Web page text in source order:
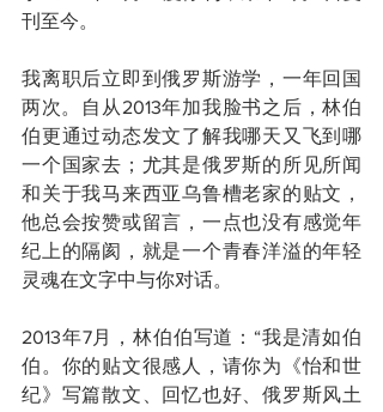
刊至今。
我离职后立即到俄罗斯游学，一年回国
两次。自从2013年加我脸书之后，林伯
伯更通过动态发文了解我哪天又飞到哪
一个国家去；尤其是俄罗斯的所见所闻
和关于我马来西亚乌鲁槽老家的贴文，
他总会按赞或留言，一点也没有感觉年
纪上的隔阂，就是一个青春洋溢的年轻
灵魂在文字中与你对话。
2013年7月，林伯伯写道：“我是清如伯
伯。你的贴文很感人，请你为《怡和世
纪》写篇散文、回忆也好、俄罗斯风土